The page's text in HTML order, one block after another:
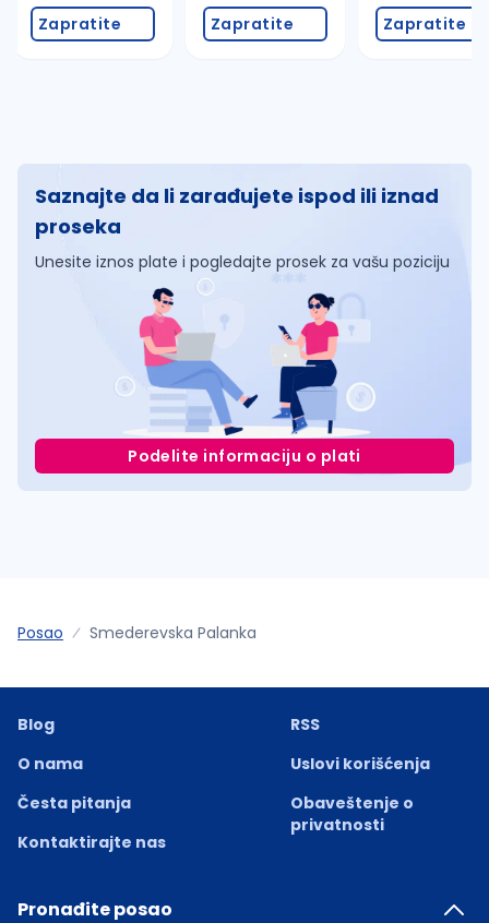
Zapratite Zapratite Zapratite
Saznajte da li zarađujete ispod ili iznad
proseka
Unesite iznos plate i pogledajte prosek za vašu poziciju
Podelite informaciju o plati
Posao Smederevska Palanka
Blog
O nama
Česta pitanja
Kontaktirajte nas
RSS
Uslovi korišćenja
Obaveštenje o
privatnosti
Pronađite posao